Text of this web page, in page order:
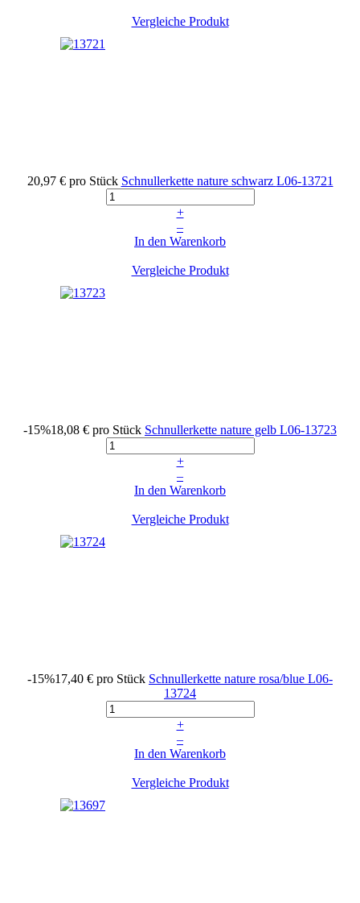
Vergleiche Produkt
20,97 € pro Stück Schnullerkette nature schwarz L06-13721
+
–
In den Warenkorb
Vergleiche Produkt
-15%18,08 € pro Stück Schnullerkette nature gelb L06-13723
+
–
In den Warenkorb
Vergleiche Produkt
-15%17,40 € pro Stück Schnullerkette nature rosa/blue L06-
13724
+
–
In den Warenkorb
Vergleiche Produkt